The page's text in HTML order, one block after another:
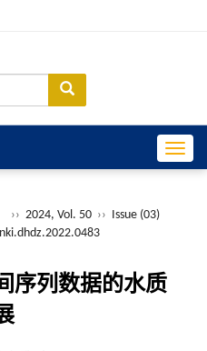
›› 2024, Vol. 50 ›› Issue (03)
序列数据的水质